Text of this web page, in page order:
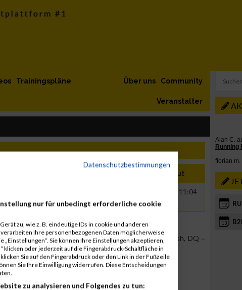
Trainingspläne Community
Über uns
Veranstalter
Brut
02:11:04
Position, DNS = Did not start, DNF = Did not finish, DQ =
12
13
Datenschutzbestimmungen
nur für unbedingt erforderliche cookie
zu, wie z. B. eindeutige IDs in cookie und anderen
Ihre personenbezogenen Daten möglicherweise
Sie können Ihre Einstellungen akzeptieren,
klicken oder jederzeit auf die Fingerabdruck-Schaltfläche in
Sie auf den Fingerabdruck oder den Link in der Fußzeile
Sie Ihre Einwilligung widerrufen. Diese Entscheidungen
zu analysieren und Folgendes zu tun: